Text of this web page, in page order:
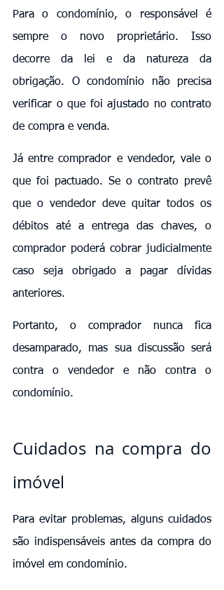
Para o condomínio, o responsável é
sempre o novo proprietário. Isso
decorre da lei e da natureza da
obrigação. O condomínio não precisa
verificar o que foi ajustado no contrato
de compra e venda.
Já entre comprador e vendedor, vale o
que foi pactuado. Se o contrato prevê
que o vendedor deve quitar todos os
débitos até a entrega das chaves, o
comprador poderá cobrar judicialmente
caso seja obrigado a pagar dívidas
anteriores.
Portanto, o comprador nunca fica
desamparado, mas sua discussão será
contra o vendedor e não contra o
condomínio.
Cuidados na compra do
imóvel
Para evitar problemas, alguns cuidados
são indispensáveis antes da compra do
imóvel em condomínio.